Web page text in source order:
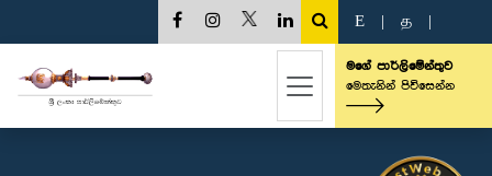
E த
මගේ පාර්ලිමේන්තුව
මෙතැනින් පිවිසෙන්න